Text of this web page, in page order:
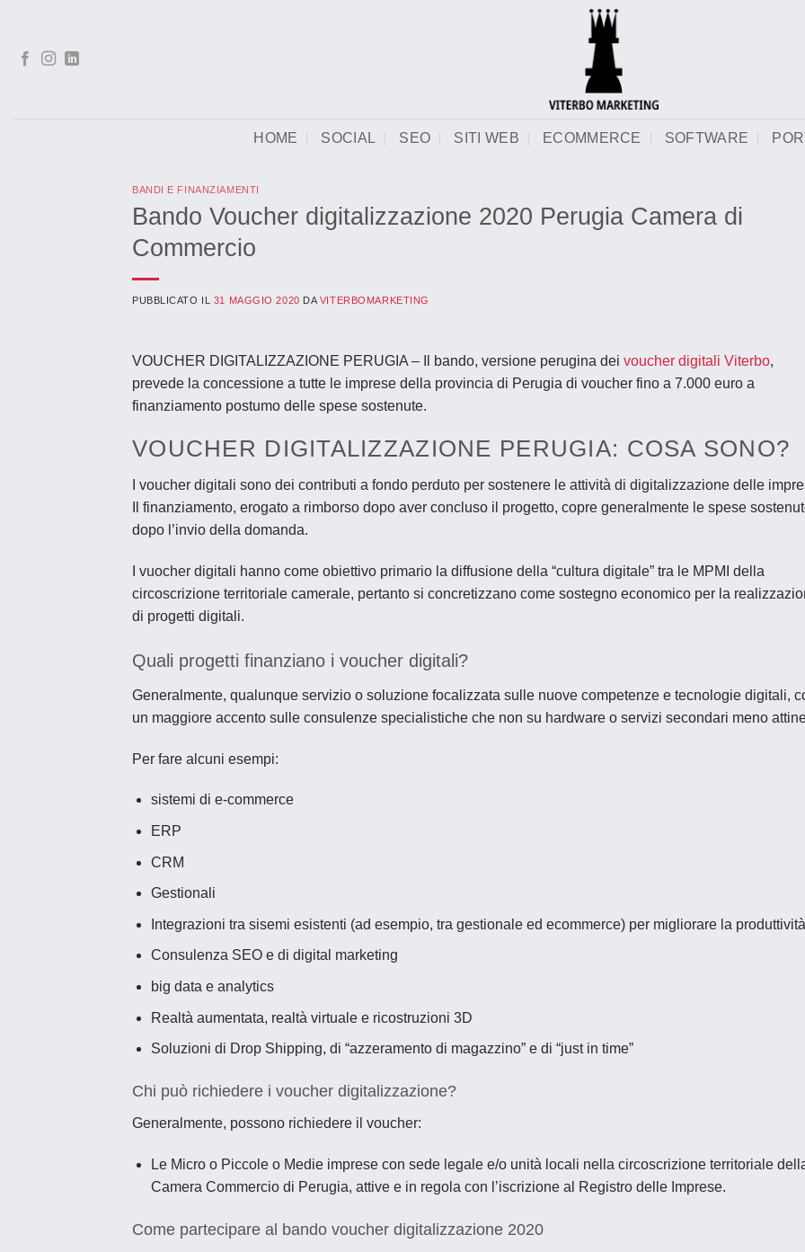
contenuti
HOME SOCIAL SEO SITI WEB ECOMMERCE SOFTWARE
BANDI E FINANZIAMENTI
Bando Voucher digitalizzazione 2020 Perugia Camera di
Commercio
PUBBLICATO IL 31 MAGGIO 2020 DA VITERBOMARKETING
VOUCHER DIGITALIZZAZIONE PERUGIA – Il bando, versione perugina dei voucher digitali Viterbo,
prevede la concessione a tutte le imprese della provincia di Perugia di voucher fino a 7.000 euro a
finanziamento postumo delle spese sostenute.
VOUCHER DIGITALIZZAZIONE PERUGIA: COSA SONO?
I voucher digitali sono dei contributi a fondo perduto per sostenere le attività di digitalizzazione delle
Il finanziamento, erogato a rimborso dopo aver concluso il progetto, copre generalmente le spese
dopo l’invio della domanda.
I vuocher digitali hanno come obiettivo primario la diffusione della “cultura digitale” tra le MPMI della
circoscrizione territoriale camerale, pertanto si concretizzano come sostegno economico per la
di progetti digitali.
Quali progetti finanziano i voucher digitali?
Generalmente, qualunque servizio o soluzione focalizzata sulle nuove competenze e tecnologie digitali,
un maggiore accento sulle consulenze specialistiche che non su hardware o servizi secondari meno
Per fare alcuni esempi:
sistemi di e-commerce
ERP
CRM
Gestionali
Integrazioni tra sisemi esistenti (ad esempio, tra gestionale ed ecommerce) per migliorare la produttività
Consulenza SEO e di digital marketing
big data e analytics
Realtà aumentata, realtà virtuale e ricostruzioni 3D
Soluzioni di Drop Shipping, di “azzeramento di magazzino” e di “just in time”
Chi può richiedere i voucher digitalizzazione?
Generalmente, possono richiedere il voucher:
Le Micro o Piccole o Medie imprese con sede legale e/o unità locali nella circoscrizione territoriale
Camera Commercio di Perugia, attive e in regola con l’iscrizione al Registro delle Imprese.
Come partecipare al bando voucher digitalizzazione 2020